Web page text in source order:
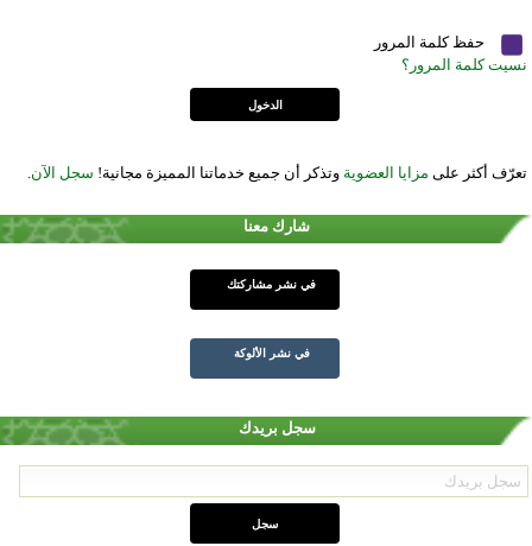
حفظ كلمة المرور
نسيت كلمة المرور؟
تعرّف أكثر على مزايا العضوية وتذكر أن جميع خدماتنا المميزة مجانية! سجل الآن.
شارك معنا
في نشر مشاركتك
في نشر الألوكة
سجل بريدك